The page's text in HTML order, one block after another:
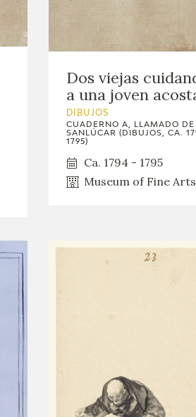
Dos viejas
a una joven
DIBUJOS
CUADERNO A, LLAMADO DE
SANLÚCAR (DIBUJOS, CA.
1795)
Ca. 1794 - 1795
Museum of Fine Arts